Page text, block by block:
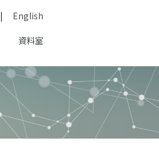
English
資料室